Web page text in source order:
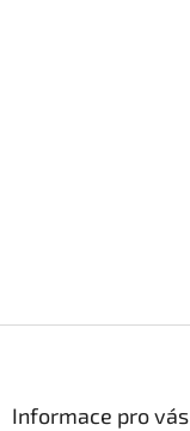
Informace pro vás